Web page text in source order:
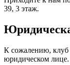
39, 3 этаж.
К сожалению, клуб
юридическом лице.